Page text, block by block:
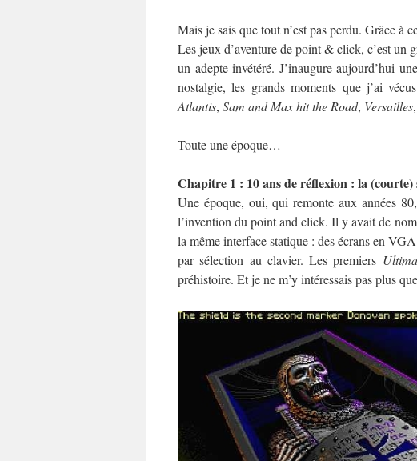
Mais je sais que tout n’est pas perdu. Grâce
Les jeux d’aventure de point & click, c’est un
un adepte invétéré. J’inaugure aujourd’hui
nostalgie, les grands moments que j’ai
Atlantis, Sam and Max hit the Road, Versailles
Toute une époque…
Chapitre 1 : 10 ans de réflexion : la
Une époque, oui, qui remonte aux années
l’invention du point and click. Il y avait de
la même interface statique : des écrans en
par sélection au clavier. Les premiers Ultima
préhistoire. Et je ne m’y intéressais pas plus